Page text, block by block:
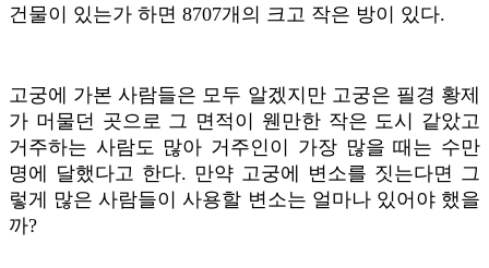
건물이 있는가 하면 8707개의 크고 작은 방이 있다.
고궁에 가본 사람들은 모두 알겠지만 고궁은 필경 황제
가 머물던 곳으로 그 면적이 웬만한 작은 도시 같았고
거주하는 사람도 많아 거주인이 가장 많을 때는 수만
명에 달했다고 한다. 만약 고궁에 변소를 짓는다면 그
렇게 많은 사람들이 사용할 변소는 얼마나 있어야 했을
까?